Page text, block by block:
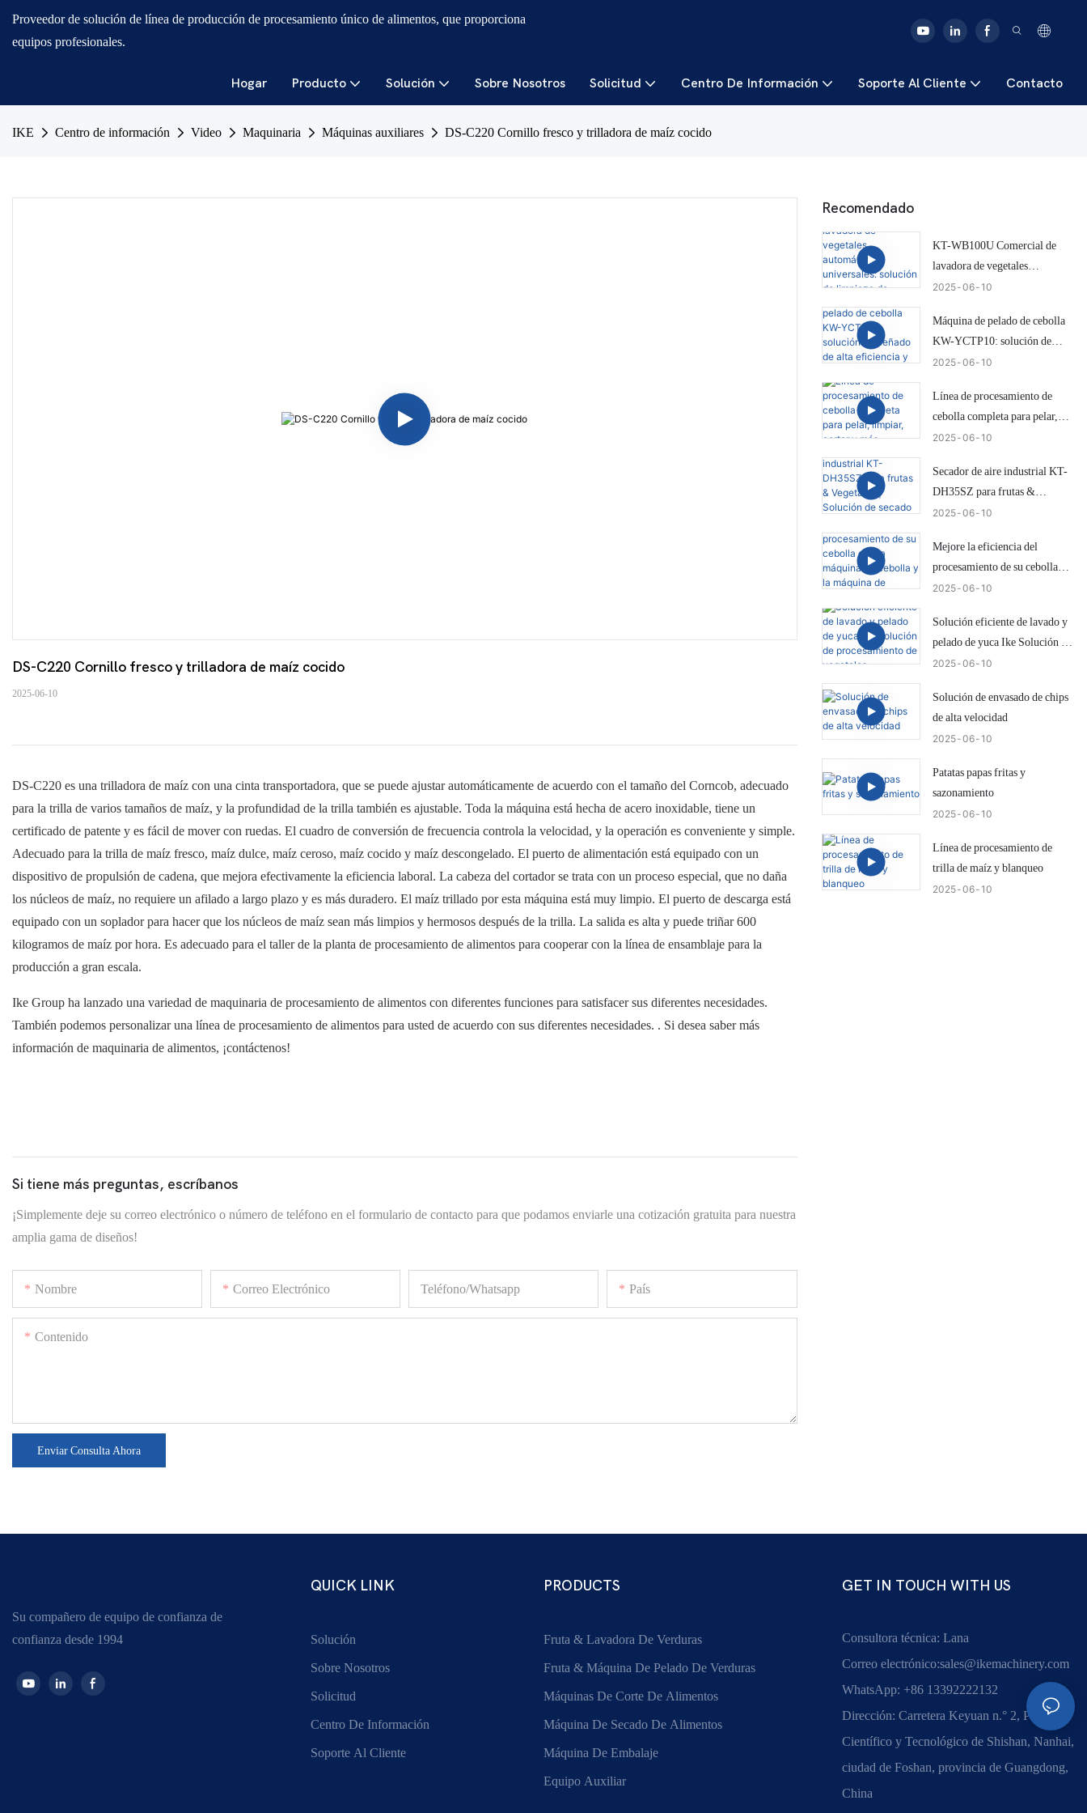
Proveedor de solución de línea de producción de procesamiento único de alimentos, que proporciona
equipos profesionales.
Hogar Producto Solución Sobre Nosotros Solicitud Centro De Información Soporte Al Cliente Contacto
IKE Centro de información Video Maquinaria Máquinas auxiliares DS-C220 Cornillo fresco y trilladora de maíz cocido
DS-C220 Cornillo fresco y trilladora de maíz cocido
2025-06-10
DS-C220 es una trilladora de maíz con una cinta transportadora, que se puede ajustar automáticamente de acuerdo con el tamaño del Corncob, adecuado
para la trilla de varios tamaños de maíz, y la profundidad de la trilla también es ajustable. Toda la máquina está hecha de acero inoxidable, tiene un
certificado de patente y es fácil de mover con ruedas. El cuadro de conversión de frecuencia controla la velocidad, y la operación es conveniente y simple.
Adecuado para la trilla de maíz fresco, maíz dulce, maíz ceroso, maíz cocido y maíz descongelado. El puerto de alimentación está equipado con un
dispositivo de propulsión de cadena, que mejora efectivamente la eficiencia laboral. La cabeza del cortador se trata con un proceso especial, que no daña
los núcleos de maíz, no requiere un afilado a largo plazo y es más duradero. El maíz trillado por esta máquina está muy limpio. El puerto de descarga está
equipado con un soplador para hacer que los núcleos de maíz sean más limpios y hermosos después de la trilla. La salida es alta y puede triñar 600
kilogramos de maíz por hora. Es adecuado para el taller de la planta de procesamiento de alimentos para cooperar con la línea de ensamblaje para la
producción a gran escala.
Ike Group ha lanzado una variedad de maquinaria de procesamiento de alimentos con diferentes funciones para satisfacer sus diferentes necesidades.
También podemos personalizar una línea de procesamiento de alimentos para usted de acuerdo con sus diferentes necesidades. . Si desea saber más
información de maquinaria de alimentos, ¡contáctenos!
Si tiene más preguntas, escríbanos
¡Simplemente deje su correo electrónico o número de teléfono en el formulario de contacto para que podamos enviarle una cotización gratuita para nuestra
amplia gama de diseños!
Nombre Correo Electrónico Teléfono/whatsapp País
Contenido
Enviar Consulta Ahora
Recomendado
KT-WB100U Comercial de
lavadora de vegetales
automáticas universales:
eficiente e inteligente
2025 06 10
Máquina de pelado de cebolla
KW-YCTP10: solución de
ceñado de alta eficiencia y baja
2025 06 10
Línea de procesamiento de
cebolla completa para pelar,
limpiar, cortar y más
2025 06 10
Secador de aire industrial KT-
DH35SZ para frutas &
Vegetales | Solución de secado
2025 06 10
Mejore la eficiencia del
procesamiento de su cebolla
con la máquina de cebolla y la
KW-QG500
2025 06 10
Solución eficiente de lavado y
pelado de yuca Ike Solución de
procesamiento de vegetales
2025 06 10
Solución de envasado de chips
de alta velocidad
2025 06 10
Patatas papas fritas y
sazonamiento
2025 06 10
Línea de procesamiento de
trilla de maíz y blanqueo
2025 06 10
Su compañero de equipo de confianza de
confianza desde 1994
QUICK LINK
Solución
Sobre Nosotros
Solicitud
Centro De Información
Soporte Al Cliente
PRODUCTS
Fruta & Lavadora De Verduras
Fruta & Máquina De Pelado De Verduras
Máquinas De Corte De Alimentos
Máquina De Secado De Alimentos
Máquina De Embalaje
Equipo Auxiliar
GET IN TOUCH WITH US
Consultora técnica: Lana
Correo electrónico:sales@ikemachinery.com
WhatsApp: +86 13392222132
Dirección: Carretera Keyuan n.° 2, Parque
Científico y Tecnológico de Shishan, Nanhai,
ciudad de Foshan, provincia de Guangdong,
China